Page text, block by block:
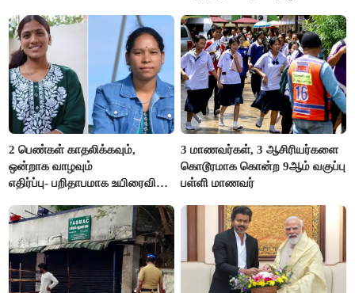
2 பெண்கள் காதலிக்கவும்,
ஒன்றாக வாழவும்
எதிர்ப்பு- பறிதாபமாக உயிரைவிட்ட
3 மாணவர்கள், 3 ஆசிரியர்களை
கொடூரமாக கொன்ற 9ஆம் வகுப்பு
பள்ளி மாணவர்